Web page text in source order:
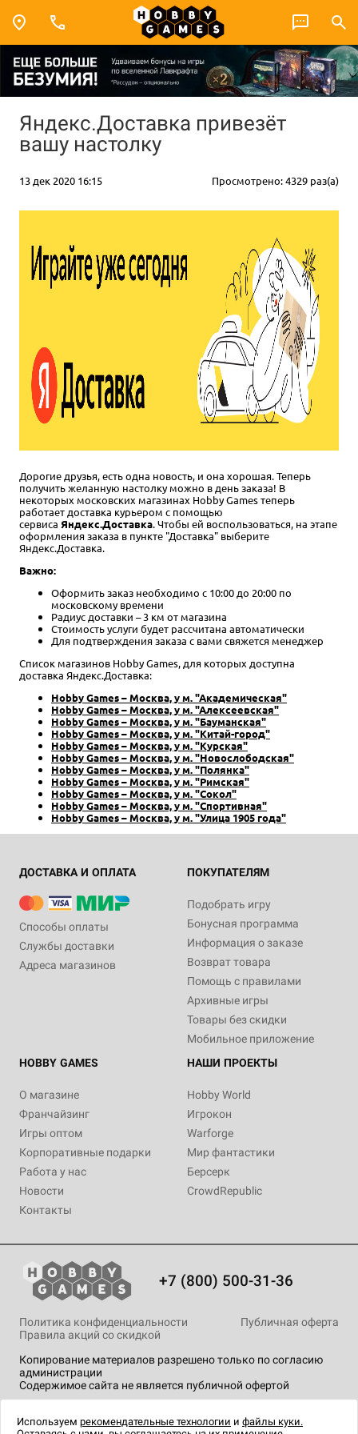
Яндекс.Доставка привезёт
вашу настолку
13 дек 2020 16:15 Просмотрено: 4329 раз(а)
Дорогие друзья, есть одна новость, и она хорошая. Теперь
получить желанную настолку можно в день заказа! В
некоторых московских магазинах Hobby Games теперь
работает доставка курьером с помощью
сервиса Яндекс.Доставка. Чтобы ей воспользоваться, на этапе
оформления заказа в пункте "Доставка" выберите
Яндекс.Доставка.
Важно:
Оформить заказ необходимо с 10:00 до 20:00 по
московскому времени
Радиус доставки – 3 км от магазина
Стоимость услуги будет рассчитана автоматически
Для подтверждения заказа с вами свяжется менеджер
Список магазинов Hobby Games, для которых доступна
доставка Яндекс.Доставка:
Hobby Games – Москва, у м. "Академическая"
Hobby Games – Москва, у м. "Алексеевская"
Hobby Games – Москва, у м. "Бауманская"
Hobby Games – Москва, у м. "Китай-город"
Hobby Games – Москва, у м. "Курская"
Hobby Games – Москва, у м. "Новослободская"
Hobby Games – Москва, у м. "Полянка"
Hobby Games – Москва, у м. "Римская"
Hobby Games – Москва, у м. "Сокол"
Hobby Games – Москва, у м. "Спортивная"
Hobby Games – Москва, у м. "Улица 1905 года"
ДОСТАВКА И ОПЛАТА
Способы оплаты
Службы доставки
Адреса магазинов
ПОКУПАТЕЛЯМ
Подобрать игру
Бонусная программа
Информация о заказе
Возврат товара
Помощь с правилами
Архивные игры
Товары без скидки
Мобильное приложение
HOBBY GAMES
О магазине
Франчайзинг
Игры оптом
Корпоративные подарки
Работа у нас
Новости
Контакты
НАШИ ПРОЕКТЫ
Hobby World
Игрокон
Warforge
Мир фантастики
Берсерк
CrowdRepublic
+7 (800) 500-31-36
Копирование материалов разрешено только по согласию
администрации
Содержимое сайта не является публичной офертой
Политика конфиденциальности
Публичная оферта
Правила акций со скидкой
технологии .
Используем рекомендательные технологии и файлы куки.